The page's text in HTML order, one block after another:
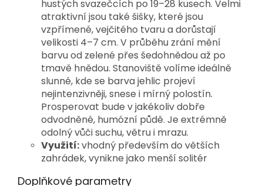
hustých svazečcích po 19–28 kusech. Velmi
atraktivní jsou také šišky, které jsou
vzpřímené, vejčitého tvaru a dorůstají
velikosti 4–7 cm. V průběhu zrání mění
barvu od zelené přes šedohnědou až po
tmavě hnědou. Stanoviště volíme ideálně
slunné, kde se barva jehlic projeví
nejintenzivněji, snese i mírný polostín.
Prosperovat bude v jakékoliv dobře
odvodněné, humózní půdě. Je extrémně
odolný vůči suchu, větru i mrazu.
Využití:vhodný především do větších
zahrádek, vynikne jako menší solitér
Doplňkové parametry